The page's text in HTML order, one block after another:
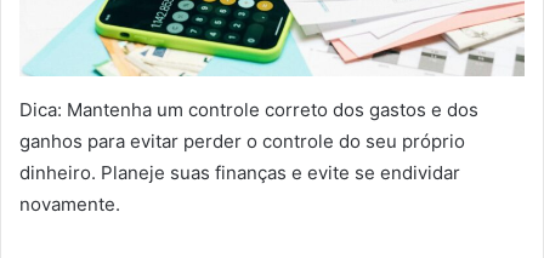
Dica: Mantenha um controle correto dos gastos e dos
ganhos para evitar perder o controle do seu próprio
dinheiro. Planeje suas finanças e evite se endividar
novamente.